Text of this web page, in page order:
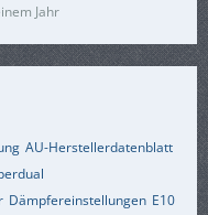
Jahr
AU-Herstellerdatenblatt
Dämpfereinstellungen E10